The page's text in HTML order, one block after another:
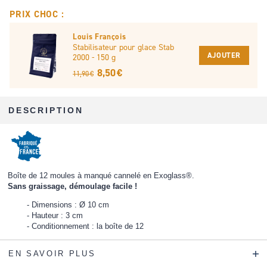
PRIX CHOC :
Louis François
Stabilisateur pour glace Stab
2000 - 150 g
11,90 € 8,50 €
AJOUTER
DESCRIPTION
Boîte de 12 moules à manqué cannelé en Exoglass®.
Sans graissage, démoulage facile !
Dimensions : Ø 10 cm
Hauteur : 3 cm
Conditionnement : la boîte de 12
EN SAVOIR PLUS